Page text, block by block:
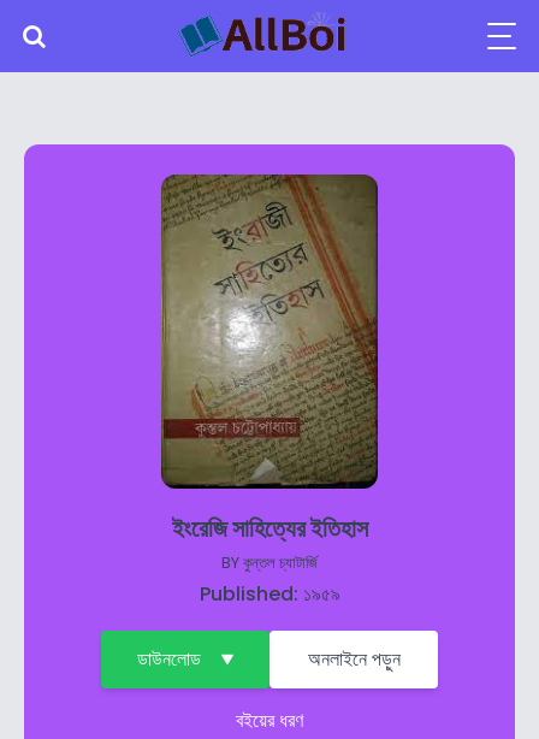
ইংরেজি সাহিত্যের ইতিহাস
BYকুন্তল চ্যাটার্জি
Published: ১৯৫৯
ডাউনলোড অনলাইনে পড়ুন
বইয়ের ধরণ